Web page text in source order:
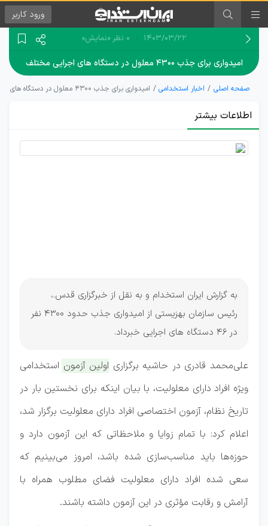
ورود کاربر
۱۴۰۳/۰۳/۲۲ 0 نظر «نمایش»
امیدواری برای جذب ۴۳۰۰ معلول در دستگاه های اجرایی مختلف
صفحه اصلی اخبار استخدامی امیدواری برای جذب ۴۳۰۰ معلول در دستگاه های اجرایی مختلف
اطلاعات بیشتر
آزمون
به گزارش ایران استخدام و به نقل از خبرگزاری قدس.،
رئیس سازمان بهزیستی از امیدواری جذب حدود ۴۳۰۰ نفر
در ۴۶ دستگاه های اجرایی خبرداد.
علی‌محمد قادری در حاشیه برگزاری اولین آزمون استخدامی
ویژه افراد دارای معلولیت، با بیان اینکه برای نخستین بار در
تاریخ نظام، آزمون اختصاصی افراد دارای معلولیت برگزار شد،
اعلام کرد: با تمام زوایا و ملاحظاتی که این آزمون دارد و
حوزه‌ها باید مناسب‌سازی شده باشد، امروز می‌بینیم که
سعی شده افراد دارای معلولیت فضای مطلوب همراه با
آرامش و رقابت مؤثری در این آزمون داشته باشند.